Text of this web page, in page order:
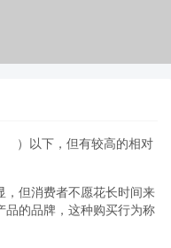
）以下，但有较高的相对
，但消费者不愿花长时间来
品的品牌，这种购买行为称